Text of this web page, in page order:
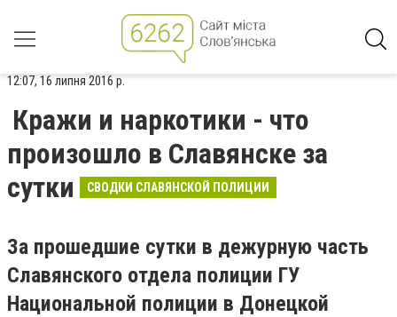
12:07, 16 липня 2016 р.
Кражи и наркотики - что
произошло в Славянске за
сутки
СВОДКИ СЛАВЯНСКОЙ ПОЛИЦИИ
За прошедшие сутки в дежурную часть
Славянского отдела полиции ГУ
Национальной полиции в Донецкой